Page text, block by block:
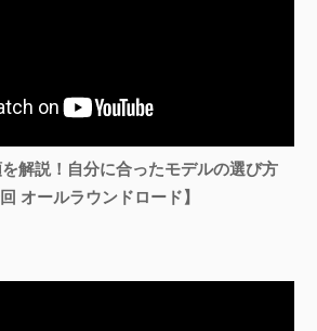
解説！自分に合ったモデルの選び方
回 オールラウンドロード】